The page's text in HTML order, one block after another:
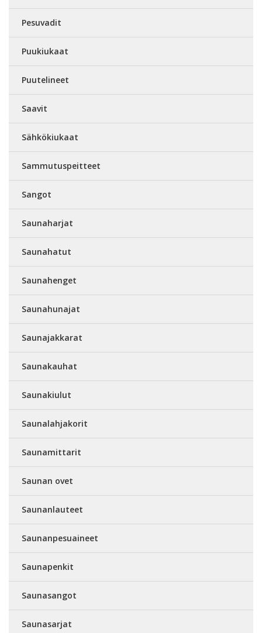
Pesuvadit
Puukiukaat
Puutelineet
Saavit
Sähkökiukaat
Sammutuspeitteet
Sangot
Saunaharjat
Saunahatut
Saunahenget
Saunahunajat
Saunajakkarat
Saunakauhat
Saunakiulut
Saunalahjakorit
Saunamittarit
Saunan ovet
Saunanlauteet
Saunanpesuaineet
Saunapenkit
Saunasangot
Saunasarjat